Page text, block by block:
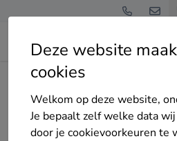
Deze website
cookies
Welkom op deze website,
Je bepaalt zelf welke data
door je cookievoorkeuren te
Home Bedrijven overzicht